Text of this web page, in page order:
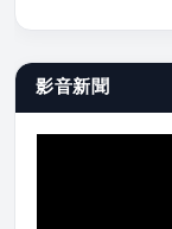
影音新聞